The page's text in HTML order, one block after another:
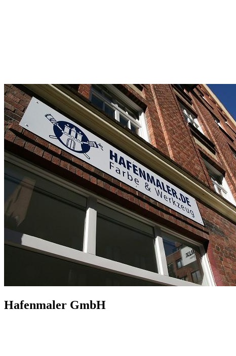
Hafenmaler GmbH